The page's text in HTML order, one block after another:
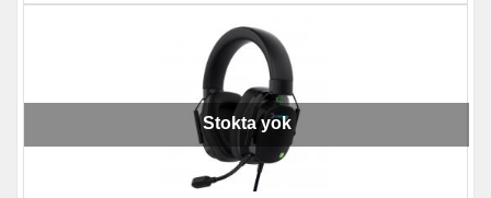
Stokta yok